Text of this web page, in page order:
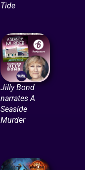
Tide
Jilly Bond
narrates A
Seaside
Murder